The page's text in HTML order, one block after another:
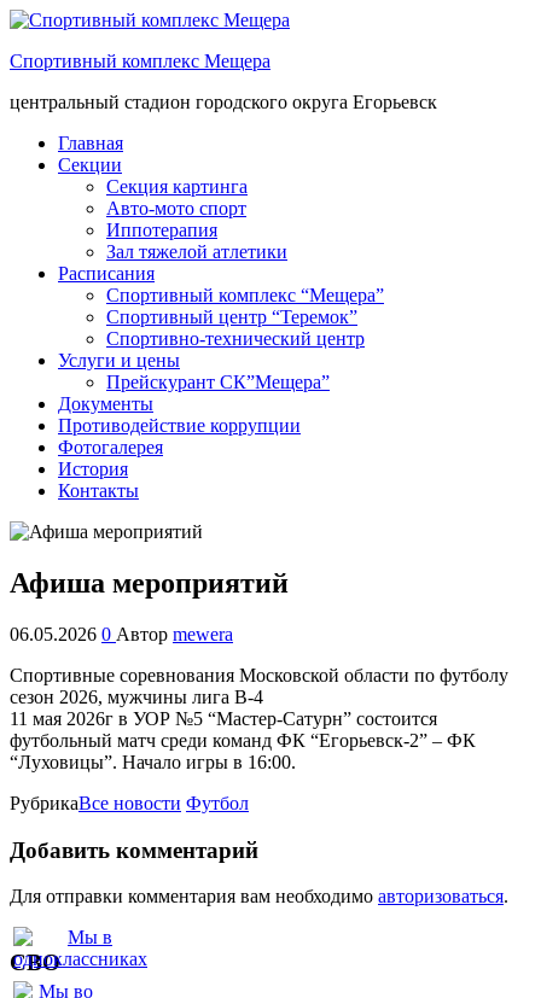
Спортивный комплекс Мещера
центральный стадион городского округа Егорьевск
Главная
Секции
Секция картинга
Авто-мото спорт
Иппотерапия
Зал тяжелой атлетики
Расписания
Спортивный комплекс “Мещера”
Спортивный центр “Теремок”
Спортивно-технический центр
Услуги и цены
Прейскурант СК”Мещера”
Документы
Противодействие коррупции
Фотогалерея
История
Контакты
Афиша мероприятий
06.05.2026 0 Автор mewera
Спортивные соревнования Московской области по футболу
сезон 2026, мужчины лига В-4
11 мая 2026г в УОР №5 “Мастер-Сатурн” состоится
футбольный матч среди команд ФК “Егорьевск-2” – ФК
“Луховицы”. Начало игры в 16:00.
РубрикаВсе новости Футбол
Добавить комментарий
Для отправки комментария вам необходимо авторизоваться.
СВО